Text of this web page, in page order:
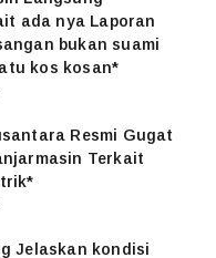
ada nya Laporan
bukan suami
kos kosan*
Resmi Gugat
Terkait
Jelaskan kondisi